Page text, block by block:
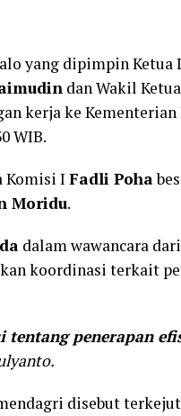
yang dipimpin Ketua
dan Wakil
kerja ke
WIB.
Komisi I Fadli Poha
Moridu.
dalam wawancara
koordinasi terkait
penerapan
disebut